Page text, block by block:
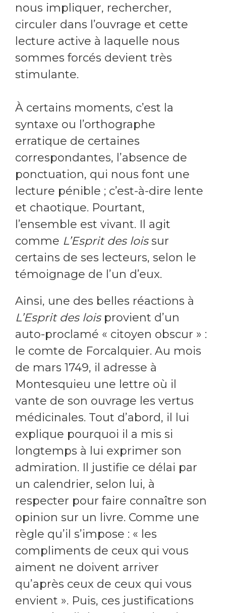
nous impliquer, rechercher,
circuler dans l’ouvrage et cette
lecture active à laquelle nous
sommes forcés devient très
stimulante.
À certains moments, c’est la
syntaxe ou l’orthographe
erratique de certaines
correspondantes, l’absence de
ponctuation, qui nous font une
lecture pénible ; c’est-à-dire lente
et chaotique. Pourtant,
l’ensemble est vivant. Il agit
comme L’Esprit des loissur
certains de ses lecteurs, selon le
témoignage de l’un d’eux.
Ainsi, une des belles réactions à
L’Esprit des loisprovient d’un
auto-proclamé « citoyen obscur » :
le comte de Forcalquier. Au mois
de mars 1749, il adresse à
Montesquieu une lettre où il
vante de son ouvrage les vertus
médicinales. Tout d’abord, il lui
explique pourquoi il a mis si
longtemps à lui exprimer son
admiration. Il justifie ce délai par
un calendrier, selon lui, à
respecter pour faire connaître son
opinion sur un livre. Comme une
règle qu’il s’impose : « les
compliments de ceux qui vous
aiment ne doivent arriver
qu’après ceux de ceux qui vous
envient ». Puis, ces justifications